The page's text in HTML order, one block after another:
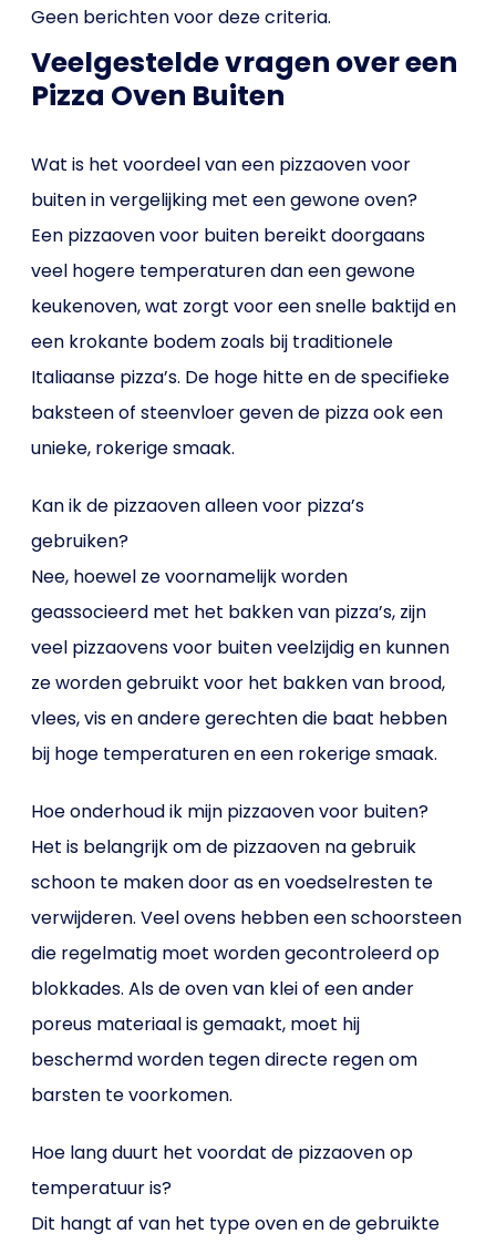
Geen berichten voor deze criteria.
Veelgestelde vragen over een
Pizza Oven Buiten
Wat is het voordeel van een pizzaoven voor
buiten in vergelijking met een gewone oven?
Een pizzaoven voor buiten bereikt doorgaans
veel hogere temperaturen dan een gewone
keukenoven, wat zorgt voor een snelle baktijd en
een krokante bodem zoals bij traditionele
Italiaanse pizza’s. De hoge hitte en de specifieke
baksteen of steenvloer geven de pizza ook een
unieke, rokerige smaak.
Kan ik de pizzaoven alleen voor pizza’s
gebruiken?
Nee, hoewel ze voornamelijk worden
geassocieerd met het bakken van pizza’s, zijn
veel pizzaovens voor buiten veelzijdig en kunnen
ze worden gebruikt voor het bakken van brood,
vlees, vis en andere gerechten die baat hebben
bij hoge temperaturen en een rokerige smaak.
Hoe onderhoud ik mijn pizzaoven voor buiten?
Het is belangrijk om de pizzaoven na gebruik
schoon te maken door as en voedselresten te
verwijderen. Veel ovens hebben een schoorsteen
die regelmatig moet worden gecontroleerd op
blokkades. Als de oven van klei of een ander
poreus materiaal is gemaakt, moet hij
beschermd worden tegen directe regen om
barsten te voorkomen.
Hoe lang duurt het voordat de pizzaoven op
temperatuur is?
Dit hangt af van het type oven en de gebruikte